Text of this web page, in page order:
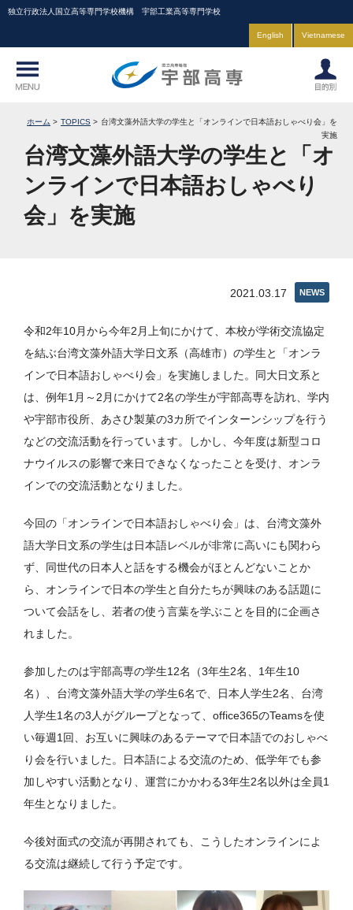
独立行政法人国立高等専門学校機構 宇部工業高等専門学校
English Vietnamese
ホーム TOPICS
台湾文藻外語大学の学生と「オンラインで日本語おしゃべり会」を
実施
台湾文藻外語大学の学生と「オ
ンラインで日本語おしゃべり
会」を実施
NEWS
2021.03.17
令和2年10月から今年2月上旬にかけて、本校が学術交流協定
を結ぶ台湾文藻外語大学日文系（高雄市）の学生と「オンラ
インで日本語おしゃべり会」を実施しました。同大日文系と
は、例年1月～2月にかけて2名の学生が宇部高専を訪れ、学内
や宇部市役所、あさひ製菓の3カ所でインターンシップを行う
などの交流活動を行っています。しかし、今年度は新型コロ
ナウイルスの影響で来日できなくなったことを受け、オンラ
インでの交流活動となりました。
今回の「オンラインで日本語おしゃべり会」は、台湾文藻外
語大学日文系の学生は日本語レベルが非常に高いにも関わら
ず、同世代の日本人と話をする機会がほとんどないことか
ら、オンラインで日本の学生と自分たちが興味のある話題に
ついて会話をし、若者の使う言葉を学ぶことを目的に企画さ
れました。
参加したのは宇部高専の学生12名（3年生2名、1年生10
名）、台湾文藻外語大学の学生6名で、日本人学生2名、台湾
人学生1名の3人がグループとなって、office365のTeamsを使
い毎週1回、お互いに興味のあるテーマで日本語でのおしゃべ
り会を行いました。日本語による交流のため、低学年でも参
加しやすい活動となり、運営にかかわる3年生2名以外は全員1
年生となりました。
今後対面式の交流が再開されても、こうしたオンラインによ
る交流は継続して行う予定です。